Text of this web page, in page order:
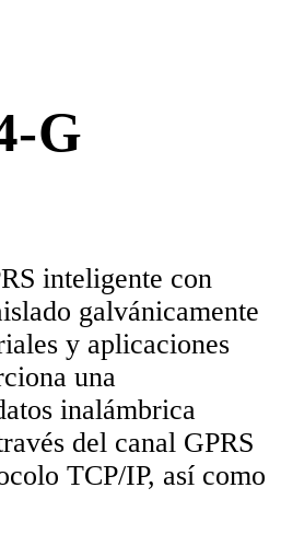
G
inteligente con
galvánicamente
y aplicaciones
una
inalámbrica
del canal GPRS
TCP/IP, así como